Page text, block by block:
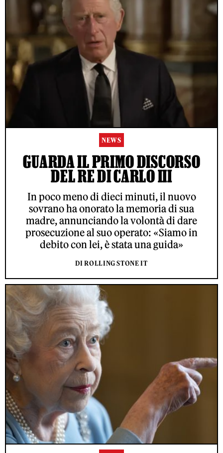
NEWS
GUARDA IL PRIMO DISCORSO
DEL RE DI CARLO III
In poco meno di dieci minuti, il nuovo
sovrano ha onorato la memoria di sua
madre, annunciando la volontà di dare
prosecuzione al suo operato: «Siamo in
debito con lei, è stata una guida»
DI ROLLING STONE IT